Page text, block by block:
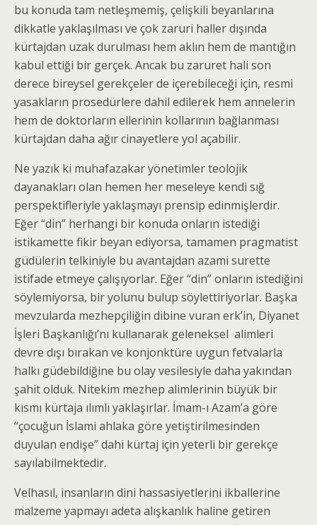
bu konuda tam netleşmemiş, çelişkili beyanlarına
dikkatle yaklaşılması ve çok zaruri haller dışında
kürtajdan uzak durulması hem aklın hem de mantığın
kabul ettiği bir gerçek. Ancak bu zaruret hali son
derece bireysel gerekçeler de içerebileceği için, resmi
yasakların prosedürlere dahil edilerek hem annelerin
hem de doktorların ellerinin kollarının bağlanması
kürtajdan daha ağır cinayetlere yol açabilir.
Ne yazık ki muhafazakar yönetimler teolojik
dayanakları olan hemen her meseleye kendi sığ
perspektifleriyle yaklaşmayı prensip edinmişlerdir.
Eğer “din” herhangi bir konuda onların istediği
istikamette fikir beyan ediyorsa, tamamen pragmatist
güdülerin telkiniyle bu avantajdan azami surette
istifade etmeye çalışıyorlar. Eğer “din” onların istediğini
söylemiyorsa, bir yolunu bulup söylettiriyorlar. Başka
mevzularda mezhepçiliğin dibine vuran erk’in, Diyanet
İşleri Başkanlığı’nı kullanarak geleneksel alimleri
devre dışı bırakan ve konjonktüre uygun fetvalarla
halkı güdebildiğine bu olay vesilesiyle daha yakından
şahit olduk. Nitekim mezhep alimlerinin büyük bir
kısmı kürtaja ılımlı yaklaşırlar. İmam-ı Azam’a göre
“çocuğun İslami ahlaka göre yetiştirilmesinden
duyulan endişe” dahi kürtaj için yeterli bir gerekçe
sayılabilmektedir.
Velhasıl, insanların dini hassasiyetlerini ikballerine
malzeme yapmayı adeta alışkanlık haline getiren